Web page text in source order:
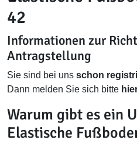
42
Informationen zur
Antragstellung
Sie sind bei uns schon
Dann melden Sie sich bitte
Warum gibt es ein
Elastische